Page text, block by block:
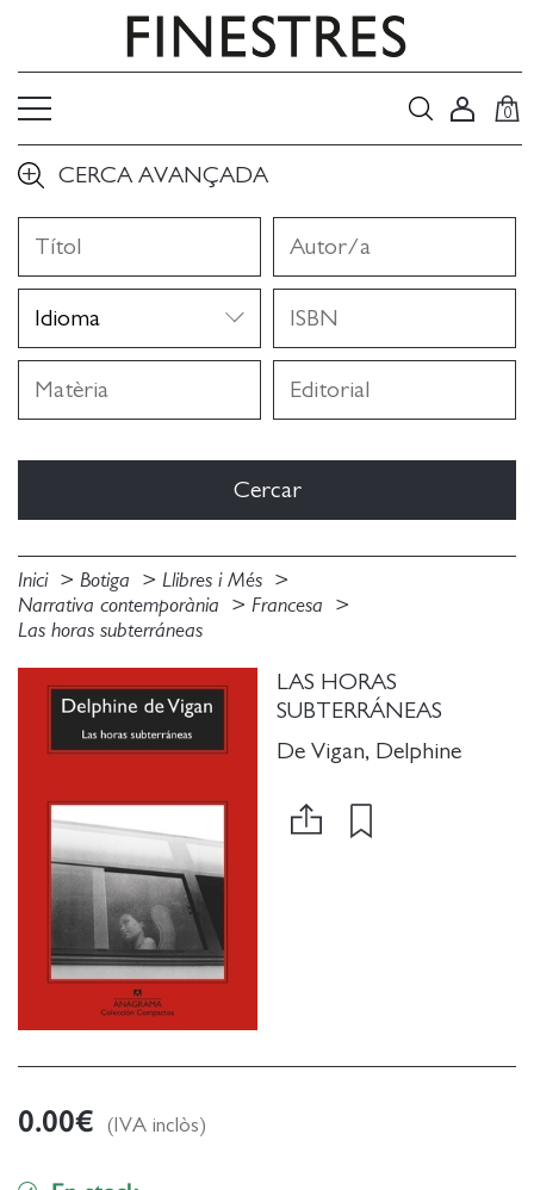
0
CERCA AVANÇADA
Inici Botiga
Llibres i Més
Narrativa contemporània
Francesa
Las horas subterráneas
LAS HORAS
SUBTERRÁNEAS
De Vigan, Delphine
0.00€ (IVA inclòs)